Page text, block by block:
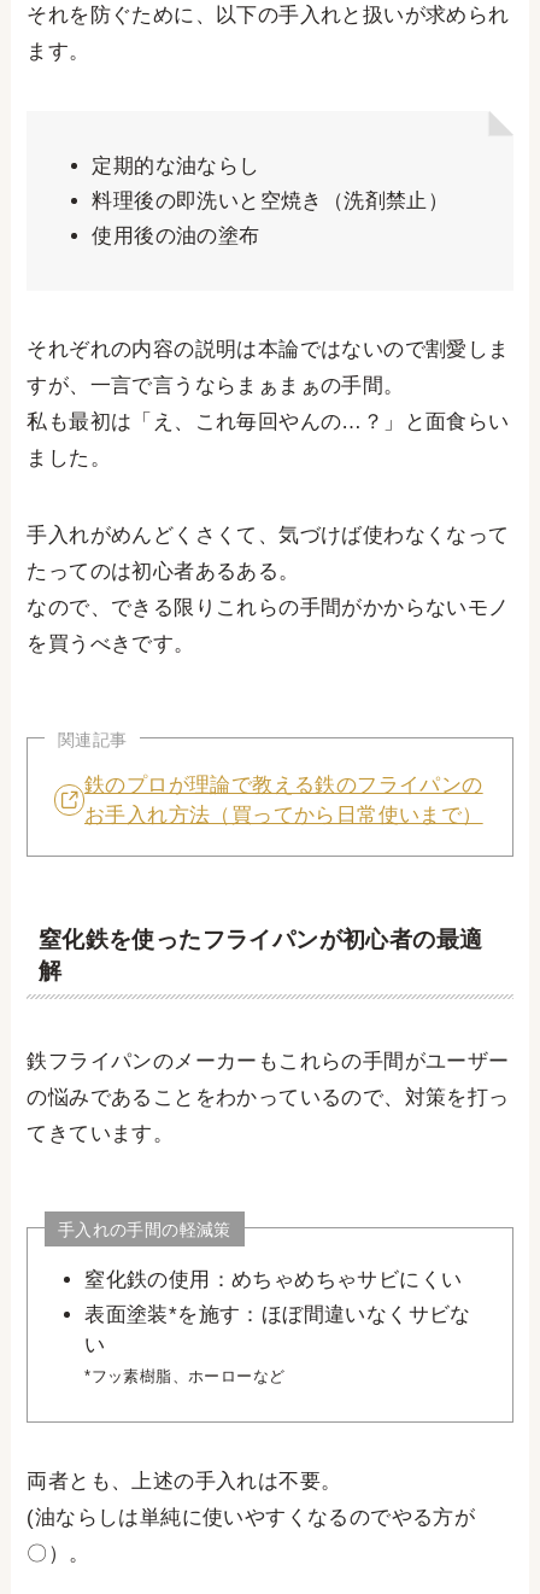
それを防ぐために、以下の手入れと扱いが求められ
ます。
定期的な油ならし
料理後の即洗いと空焼き（洗剤禁止）
使用後の油の塗布
それぞれの内容の説明は本論ではないので割愛しま
すが、一言で言うならまぁまぁの手間。
私も最初は「え、これ毎回やんの…？」と面食らい
ました。
手入れがめんどくさくて、気づけば使わなくなって
たってのは初心者あるある。
なので、できる限りこれらの手間がかからないモノ
を買うべきです。
関連記事
鉄のプロが理論で教える鉄のフライパンの
お手入れ方法（買ってから日常使いまで）
窒化鉄を使ったフライパンが初心者の最適
解
鉄フライパンのメーカーもこれらの手間がユーザー
の悩みであることをわかっているので、対策を打っ
てきています。
手入れの手間の軽減策
窒化鉄の使用：めちゃめちゃサビにくい
表面塗装*を施す：ほぼ間違いなくサビな
い
*フッ素樹脂、ホーローなど
両者とも、上述の手入れは不要。
(油ならしは単純に使いやすくなるのでやる方が
〇）。